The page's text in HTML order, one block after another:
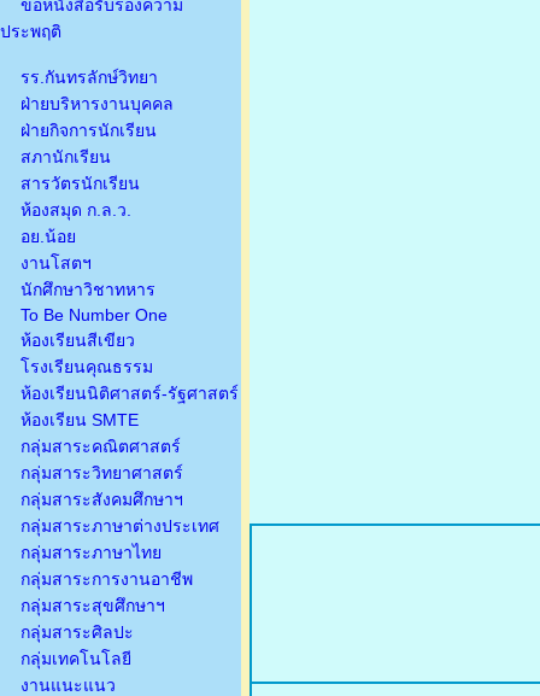
ขอหนังสือรับรองความ
ประพฤติ
รร.กันทรลักษ์วิทยา
ฝ่ายบริหารงานบุคคล
ฝ่ายกิจการนักเรียน
สภานักเรียน
สารวัตรนักเรียน
ห้องสมุด ก.ล.ว.
อย.น้อย
งานโสตฯ
นักศึกษาวิชาทหาร
To Be Number One
ห้องเรียนสีเขียว
โรงเรียนคุณธรรม
ห้องเรียนนิติศาสตร์-รัฐศาสตร์
ห้องเรียน SMTE
กลุ่มสาระคณิตศาสตร์
กลุ่มสาระวิทยาศาสตร์
กลุ่มสาระสังคมศึกษาฯ
กลุ่มสาระภาษาต่างประเทศ
กลุ่มสาระภาษาไทย
กลุ่มสาระการงานอาชีพ
กลุ่มสาระสุขศึกษาฯ
กลุ่มสาระศิลปะ
กลุ่มเทคโนโลยี
งานแนะแนว